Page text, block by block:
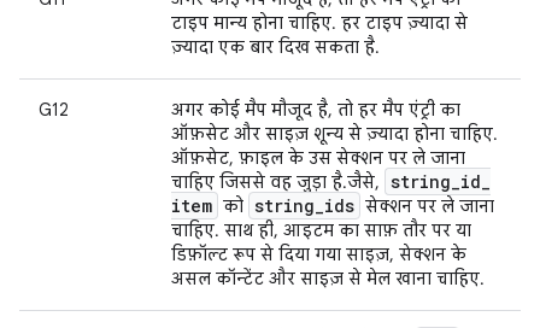
टाइप मान्य होना चाहिए. हर टाइप ज़्यादा से
ज़्यादा एक बार दिख सकता है.
G12
अगर कोई मैप मौजूद है, तो हर मैप एंट्री का
ऑफ़सेट और साइज़ शून्य से ज़्यादा होना चाहिए.
ऑफ़सेट, फ़ाइल के उस सेक्शन पर ले जाना
चाहिए जिससे वह जुड़ा है.जैसे, string_id_
item को string_ids सेक्शन पर ले जाना
चाहिए. साथ ही, आइटम का साफ़ तौर पर या
डिफ़ॉल्ट रूप से दिया गया साइज़, सेक्शन के
असल कॉन्टेंट और साइज़ से मेल खाना चाहिए.